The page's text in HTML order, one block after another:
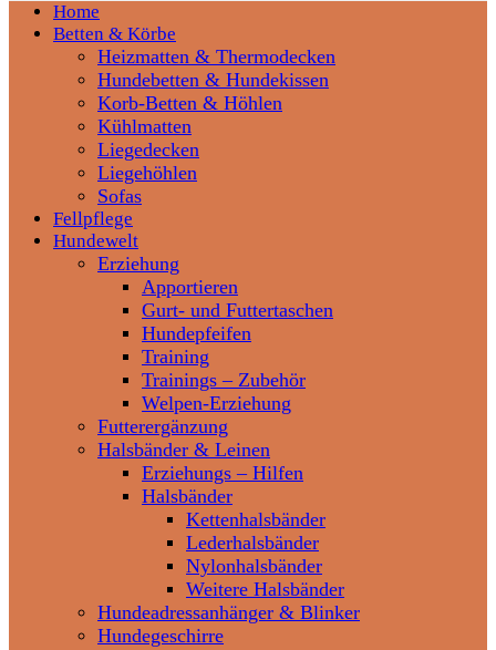
Home
Betten & Körbe
Heizmatten & Thermodecken
Hundebetten & Hundekissen
Korb-Betten & Höhlen
Kühlmatten
Liegedecken
Liegehöhlen
Sofas
Fellpflege
Hundewelt
Erziehung
Apportieren
Gurt- und Futtertaschen
Hundepfeifen
Training
Trainings – Zubehör
Welpen-Erziehung
Futterergänzung
Halsbänder & Leinen
Erziehungs – Hilfen
Halsbänder
Kettenhalsbänder
Lederhalsbänder
Nylonhalsbänder
Weitere Halsbänder
Hundeadressanhänger & Blinker
Hundegeschirre